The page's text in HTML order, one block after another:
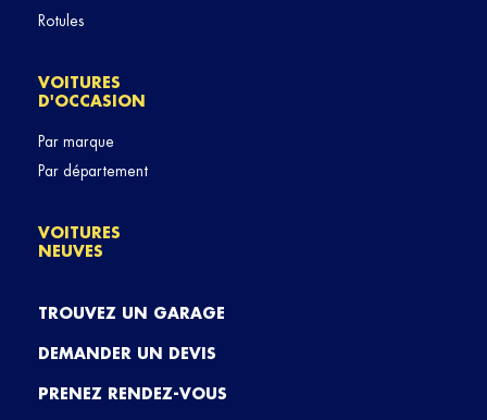
Rotules
VOITURES
D'OCCASION
Par marque
Par département
VOITURES
NEUVES
TROUVEZ UN GARAGE
DEMANDER UN DEVIS
PRENEZ RENDEZ-VOUS